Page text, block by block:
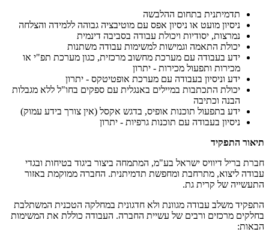
תדמיתנית בתחום ההלבשה
ניסיון מועט או ניסיון אפס עם מוטיבציה גבוהה ללמידה והצלחה
נמרצות, יסודיות ויכולת עבודה בסביבה דינמית
יכולת התאמה וגמישות למשימות עבודה משתנות
ידע בעבודה עם מערכת מחשוב מרכזית, כגון מערכת תפ"י או
מכירות ותפעול מכירות - יתרון
ידע וניסיון בעבודה עם מערכת אופטיטקס - יתרון
יכולת התכתבות במיילים באנגלית עם ספקים בחו"ל ללא מגבלות
הבנה וכתיבה
ידע בתפעול תוכנות אופיס, בדגש אקסל (אין צורך בידע עמוק)
ניסיון בעבודה עם תוכנות גרפיות - יתרון
תיאור התפקיד
חברת בריל דיוויס ישראל בע"מ, המתמחה ביצור ביגוד בטיחות ובגדי
עבודה ליצוא, מתרחבת ומחפשת תדמיתנית. החברה ממוקמת באזור
התעשייה של קרית גת.
התפקיד משלב עבודה מגוונת ולא חדגונית במחלקה הטכנית המשתלבת
בחלקים מרכזים ורבים של עשיית החברה. העבודה כוללת את המשימות
הבאות: